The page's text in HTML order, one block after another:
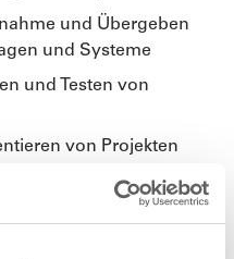
und Übergeben
und Systeme
und Testen von
von Projekten
und Tarifrecht